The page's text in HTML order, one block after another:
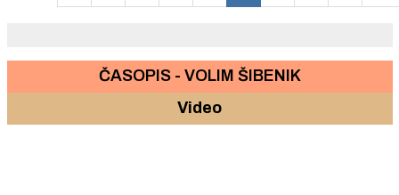
ČASOPIS - VOLIM ŠIBENIK
Video